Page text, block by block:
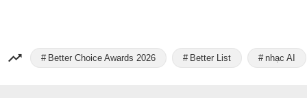
Better Choice Awards 2026 Better List nhạc AI